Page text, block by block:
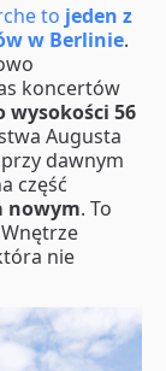
to jeden z
w Berlinie.
koncertów
wysokości 56
Augusta
dawnym
część
nowym. To
nie